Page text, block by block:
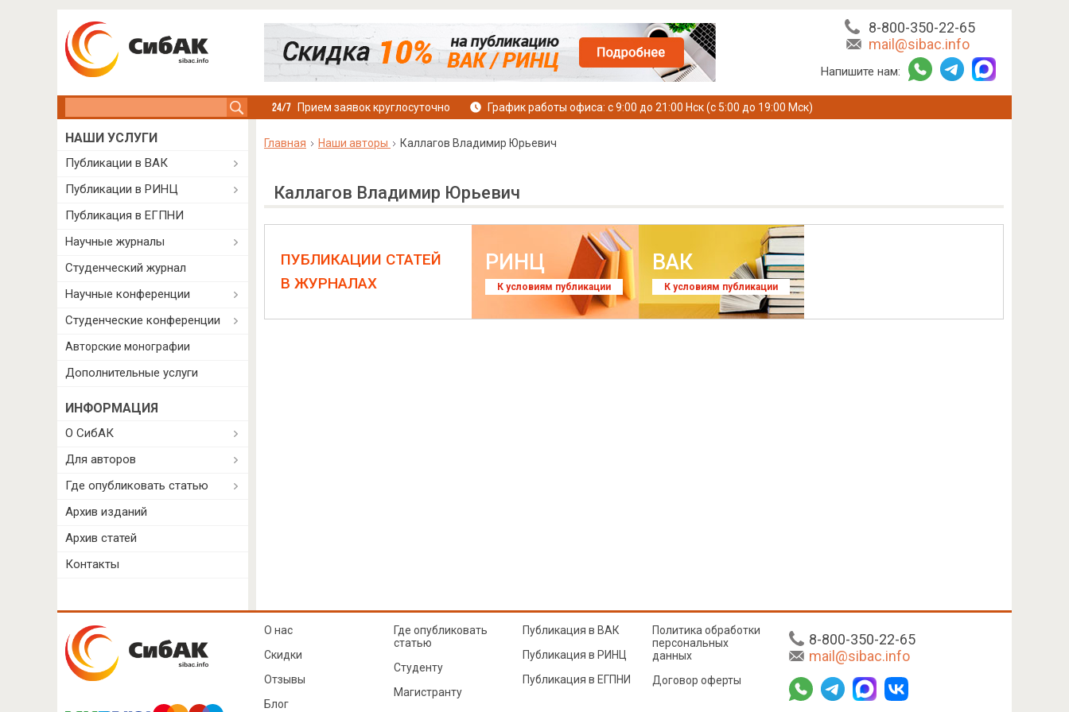
8-800-350-22-65
mail@sibac.info
Напишите нам:
Прием заявок круглосуточно График работы офиса: с 9:00 до 21:00 Нск (с 5:00 до 19:00 Мск)
Главная Наши авторы Каллагов Владимир Юрьевич
Каллагов Владимир Юрьевич
ПУБЛИКАЦИИ СТАТЕЙ
В ЖУРНАЛАХ
РИНЦ
К условиям публикации
ВАК
К условиям публикации
НАШИ УСЛУГИ
Публикации в ВАК
Публикации в РИНЦ
Публикация в ЕГПНИ
Научные журналы
Студенческий журнал
Научные конференции
Студенческие конференции
Авторские монографии
Дополнительные услуги
ИНФОРМАЦИЯ
О СибАК
Для авторов
Где опубликовать статью
Архив изданий
Архив статей
Контакты
8-800-350-22-65
mail@sibac.info
О нас
Скидки
Отзывы
Блог
Где опубликовать
статью
Студенту
Магистранту
Публикация в ВАК
Публикация в РИНЦ
Публикация в ЕГПНИ
Политика обработки
персональных
данных
Договор оферты